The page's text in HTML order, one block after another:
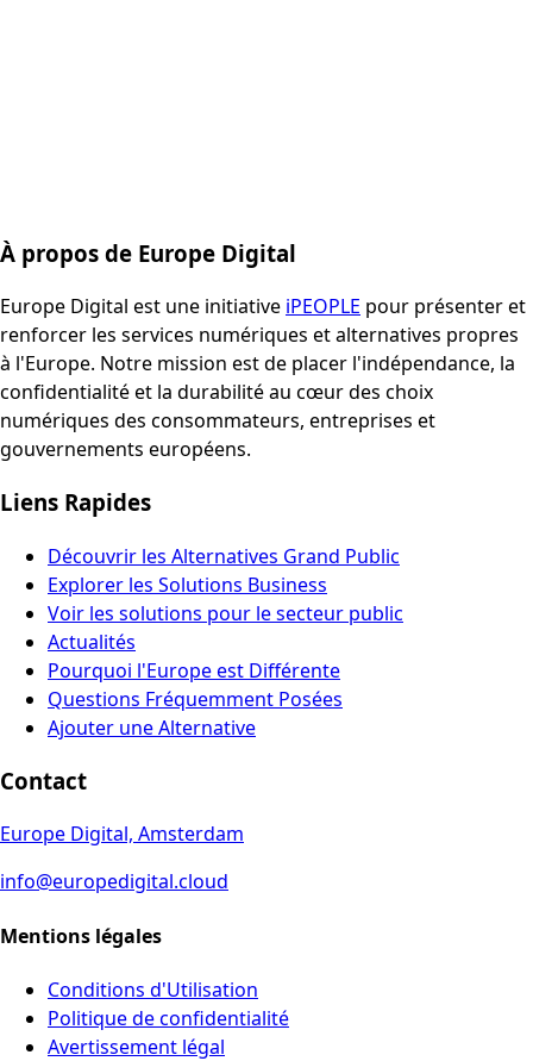
À propos de Europe Digital
Europe Digital est une initiative iPEOPLE pour présenter et
renforcer les services numériques et alternatives propres
à l'Europe. Notre mission est de placer l'indépendance, la
confidentialité et la durabilité au cœur des choix
numériques des consommateurs, entreprises et
gouvernements européens.
Liens Rapides
Découvrir les Alternatives Grand Public
Explorer les Solutions Business
Voir les solutions pour le secteur public
Actualités
Pourquoi l'Europe est Différente
Questions Fréquemment Posées
Ajouter une Alternative
Contact
Europe Digital, Amsterdam
info@europedigital.cloud
Mentions légales
Conditions d'Utilisation
Politique de confidentialité
Avertissement légal